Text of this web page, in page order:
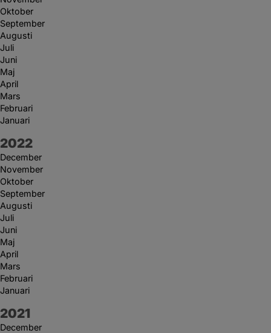
Oktober
September
Augusti
Juli
Juni
Maj
April
Mars
Februari
Januari
År:
2022
December
November
Oktober
September
Augusti
Juli
Juni
Maj
April
Mars
Februari
Januari
År:
2021
December